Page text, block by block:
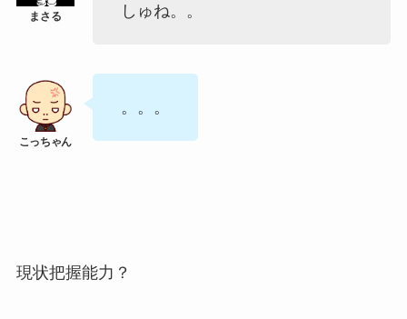
しゅね。。
。。。
現状把握能力？